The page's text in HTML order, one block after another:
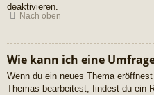
deaktivieren.
Nach oben
Wie kann ich eine
Wenn du ein neues Thema
Themas bearbeitest, findest du ein